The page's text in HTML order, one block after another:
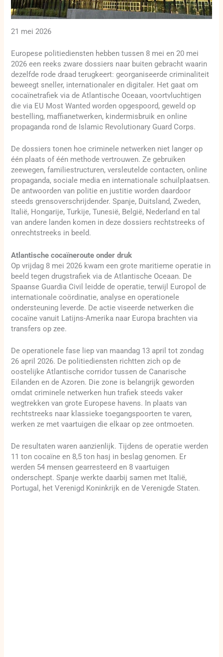
21 mei 2026
Europese politiediensten hebben tussen 8 mei en 20 mei
2026 een reeks zware dossiers naar buiten gebracht waarin
dezelfde rode draad terugkeert: georganiseerde criminaliteit
beweegt sneller, internationaler en digitaler. Het gaat om
cocaïnetrafiek via de Atlantische Oceaan, voortvluchtigen
die via EU Most Wanted worden opgespoord, geweld op
bestelling, maffianetwerken, kindermisbruik en online
propaganda rond de Islamic Revolutionary Guard Corps.
De dossiers tonen hoe criminele netwerken niet langer op
één plaats of één methode vertrouwen. Ze gebruiken
zeewegen, familiestructuren, versleutelde contacten, online
propaganda, sociale media en internationale schuilplaatsen.
De antwoorden van politie en justitie worden daardoor
steeds grensoverschrijdender. Spanje, Duitsland, Zweden,
Italië, Hongarije, Turkije, Tunesië, België, Nederland en tal
van andere landen komen in deze dossiers rechtstreeks of
onrechtstreeks in beeld.
Atlantische cocaïneroute onder druk
Op vrijdag 8 mei 2026 kwam een grote maritieme operatie in
beeld tegen drugstrafiek via de Atlantische Oceaan. De
Spaanse Guardia Civil leidde de operatie, terwijl Europol de
internationale coördinatie, analyse en operationele
ondersteuning leverde. De actie viseerde netwerken die
cocaïne vanuit Latijns-Amerika naar Europa brachten via
transfers op zee.
De operationele fase liep van maandag 13 april tot zondag
26 april 2026. De politiediensten richtten zich op de
oostelijke Atlantische corridor tussen de Canarische
Eilanden en de Azoren. Die zone is belangrijk geworden
omdat criminele netwerken hun trafiek steeds vaker
wegtrekken van grote Europese havens. In plaats van
rechtstreeks naar klassieke toegangspoorten te varen,
werken ze met vaartuigen die elkaar op zee ontmoeten.
De resultaten waren aanzienlijk. Tijdens de operatie werden
11 ton cocaïne en 8,5 ton hasj in beslag genomen. Er
werden 54 mensen gearresteerd en 8 vaartuigen
onderschept. Spanje werkte daarbij samen met Italië,
Portugal, het Verenigd Koninkrijk en de Verenigde Staten.